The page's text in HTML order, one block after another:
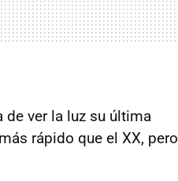
de ver la luz su última
rápido que el XX, pero